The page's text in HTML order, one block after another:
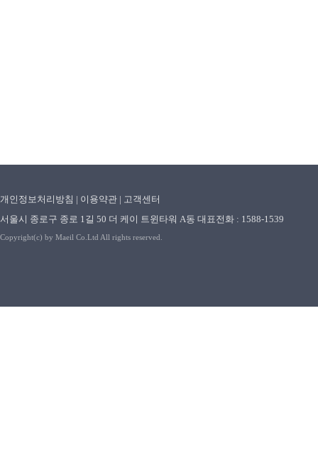
개인정보처리방침 | 이용약관 | 고객센터
서울시 종로구 종로 1길 50 더 케이 트윈타워 A동 대표전화 : 1588-1539
Copyright(c) by Maeil Co.Ltd All rights reserved.